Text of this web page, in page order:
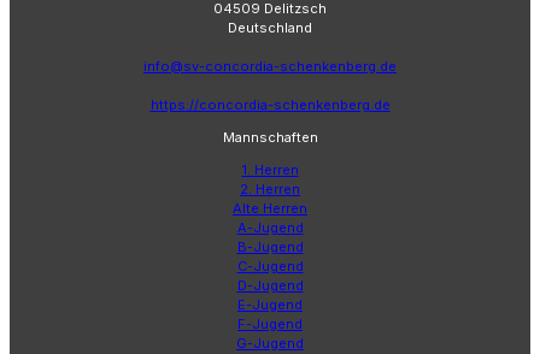
04509 Delitzsch
Deutschland
info@sv-concordia-schenkenberg.de
https://concordia-schenkenberg.de
Mannschaften
1. Herren
2. Herren
Alte Herren
A-Jugend
B-Jugend
C-Jugend
D-Jugend
E-Jugend
F-Jugend
G-Jugend